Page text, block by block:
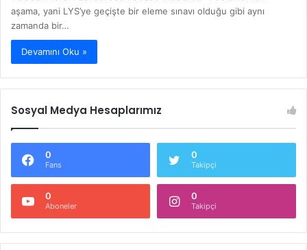
aşama, yani LYS’ye geçişte bir eleme sınavı olduğu gibi aynı
zamanda bir…
Devamını Oku »
Sosyal Medya Hesaplarımız
0
Fans
0
Takipçi
0
Aboneler
0
Takipçi